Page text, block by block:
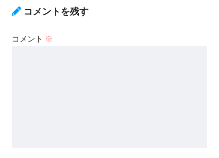
コメントを残す
コメント ※